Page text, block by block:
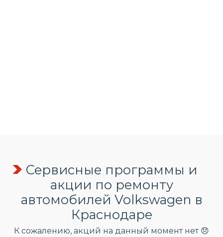
Сервисные программы и
акции по ремонту
автомобилей Volkswagen в
Краснодаре
К сожалению, акций на данный момент нет 😞